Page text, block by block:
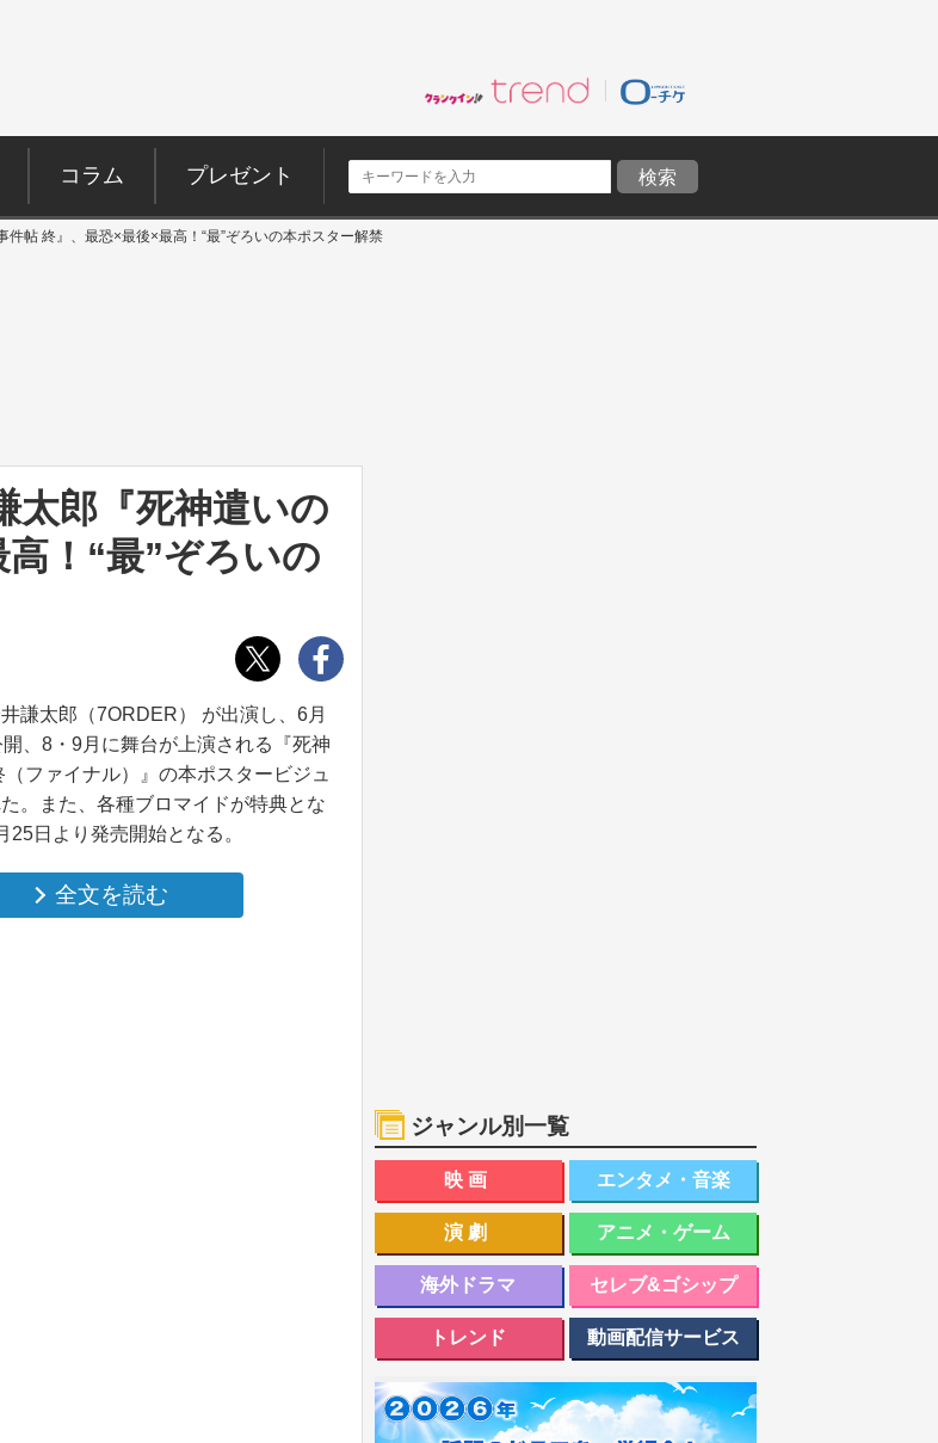
コラム プレゼント
帖 終』、最恐×最後×最高！“最”ぞろいの本ポスター解禁
太郎『死神遣いの
！“最”ぞろいの
謙太郎（7ORDER） が出演し、6月
、8・9月に舞台が上演される『死神
ファイナル）』の本ポスタービジュ
。また、各種ブロマイドが特典とな
25日より発売開始となる。
全文を読む
ジャンル別一覧
映画 エンタメ・音楽
演劇 アニメ・ゲーム
海外ドラマ セレブ&ゴシップ
トレンド 動画配信サービス